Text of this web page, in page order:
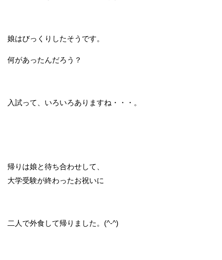
娘はびっくりしたそうです。
何があったんだろう？
入試って、いろいろありますね・・・。
帰りは娘と待ち合わせして、
大学受験が終わったお祝いに
二人で外食して帰りました。(^-^)